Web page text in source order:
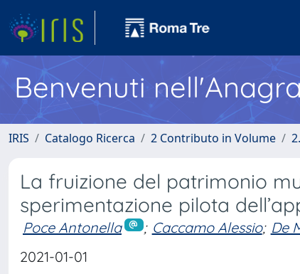
Benvenuti
IRIS Catalogo Ricerca 2 Contributo in Volume
La fruizione del patrimonio
sperimentazione pilota
Poce Antonella ; Caccamo Alessio; De
2021-01-01